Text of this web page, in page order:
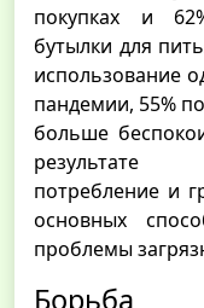
покупках и
бутылки для
использование
пандемии, 55%
больше
результате
потребление и
основных
проблемы
Борьба